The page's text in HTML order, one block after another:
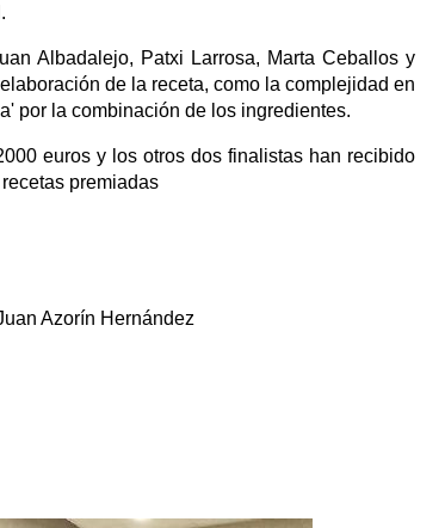
Albadalejo, Patxi Larrosa, Marta Ceballos y
de la receta, como la complejidad en
por la combinación de los ingredientes.
euros y los otros dos finalistas han recibido
premiadas
Azorín Hernández